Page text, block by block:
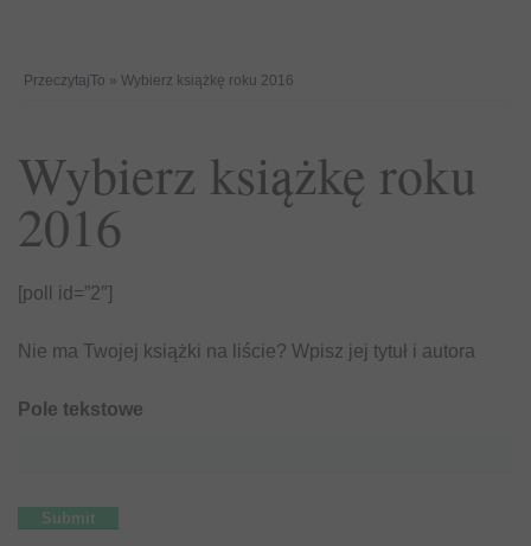
PrzeczytajTo » Wybierz książkę roku 2016
Wybierz książkę roku
2016
[poll id=”2″]
Nie ma Twojej książki na liście? Wpisz jej tytuł i autora
Pole tekstowe